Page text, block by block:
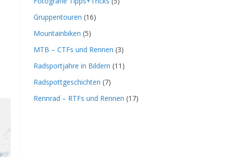
Gruppentouren (16)
Mountainbiken (5)
MTB – CTFs und Rennen (3)
Radsportjahre in Bildern (11)
Radspottgeschichten (7)
Rennrad – RTFs und Rennen (17)